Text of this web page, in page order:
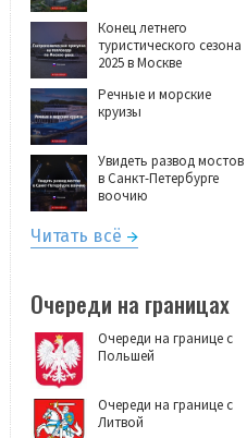
Конец летнего
туристического сезона
2025 в Москве
Речные и морские
круизы
Увидеть развод мостов
в Санкт-Петербурге
воочию
Читать всё
Очереди на границах
Очереди на границе с
Польшей
Очереди на границе с
Литвой